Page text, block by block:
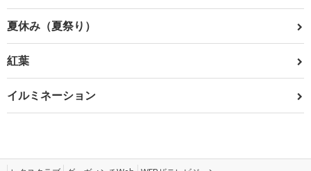
夏休み（夏祭り）
紅葉
イルミネーション